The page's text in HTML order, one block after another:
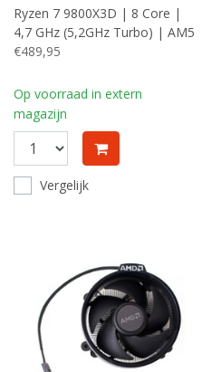
Ryzen 7 9800X3D | 8 Core |
4,7 GHz (5,2GHz Turbo) | AM5
| 3D V-Cache | Processor |
€489,95
Op voorraad in extern
magazijn
Vergelijk